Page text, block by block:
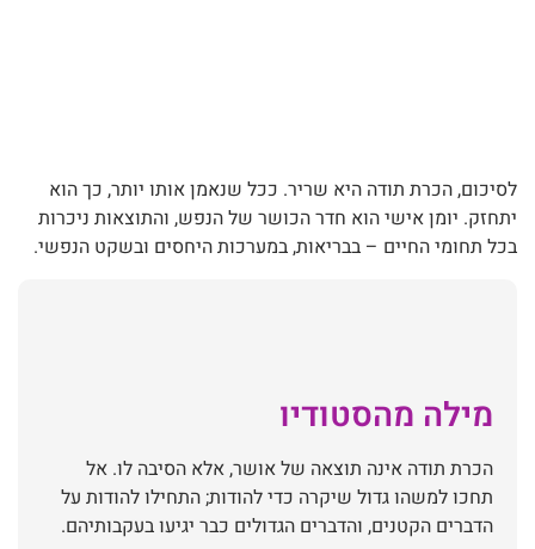
לסיכום, הכרת תודה היא שריר. ככל שנאמן אותו יותר, כך הוא
יתחזק. יומן אישי הוא חדר הכושר של הנפש, והתוצאות ניכרות
בכל תחומי החיים – בבריאות, במערכות היחסים ובשקט הנפשי.
מילה מהסטודיו
הכרת תודה אינה תוצאה של אושר, אלא הסיבה לו. אל
תחכו למשהו גדול שיקרה כדי להודות; התחילו להודות על
הדברים הקטנים, והדברים הגדולים כבר יגיעו בעקבותיהם.